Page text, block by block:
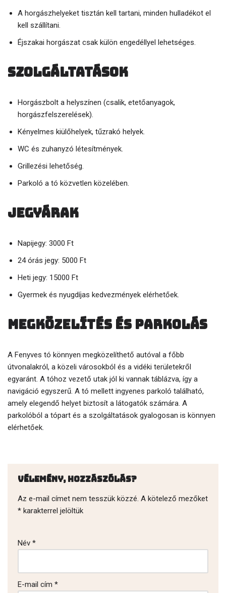
A horgászhelyeket tisztán kell tartani, minden hulladékot el
kell szállítani.
Éjszakai horgászat csak külön engedéllyel lehetséges.
Szolgáltatások
Horgászbolt a helyszínen (csalik, etetőanyagok,
horgászfelszerelések).
Kényelmes kiülőhelyek, tűzrakó helyek.
WC és zuhanyzó létesítmények.
Grillezési lehetőség.
Parkoló a tó közvetlen közelében.
Jegyárak
Napijegy: 3000 Ft
24 órás jegy: 5000 Ft
Heti jegy: 15000 Ft
Gyermek és nyugdíjas kedvezmények elérhetőek.
Megközelítés és parkolás
A Fenyves tó könnyen megközelíthető autóval a főbb
útvonalakról, a közeli városokból és a vidéki területekről
egyaránt. A tóhoz vezető utak jól ki vannak táblázva, így a
navigáció egyszerű. A tó mellett ingyenes parkoló található,
amely elegendő helyet biztosít a látogatók számára. A
parkolóból a tópart és a szolgáltatások gyalogosan is könnyen
elérhetőek.
Vélemény, hozzászólás?
Az e-mail címet nem tesszük közzé. A kötelező mezőket
* karakterrel jelöltük
Név *
E-mail cím *